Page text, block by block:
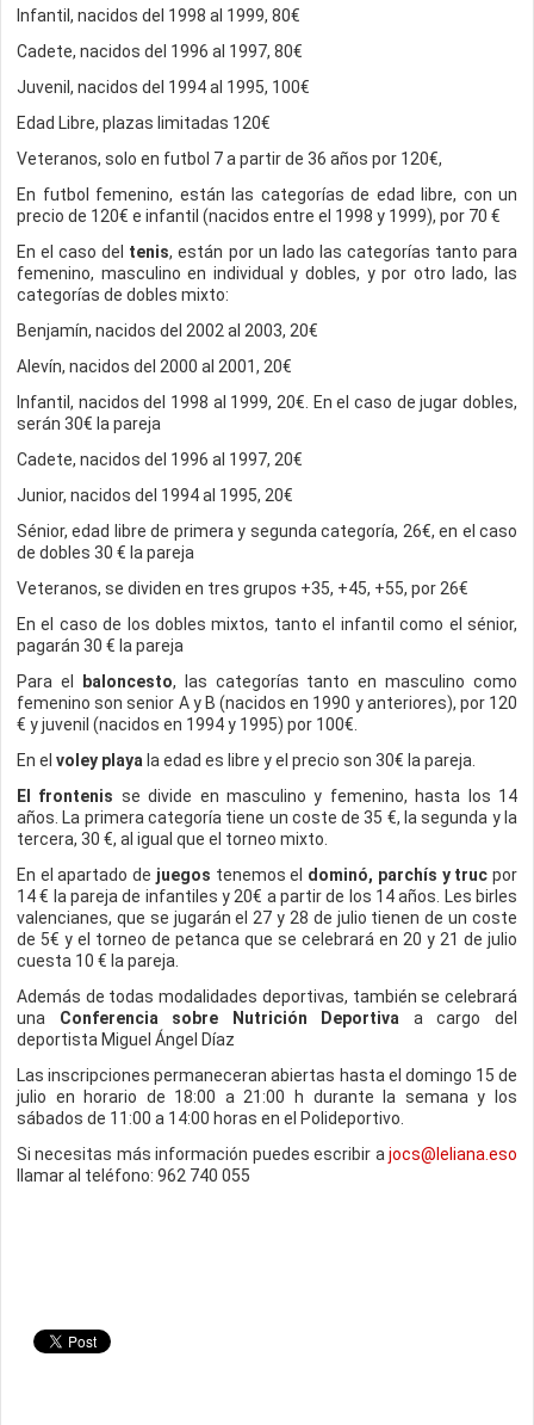
Infantil, nacidos del 1998 al 1999, 80€
Cadete, nacidos del 1996 al 1997, 80€
Juvenil, nacidos del 1994 al 1995, 100€
Edad Libre, plazas limitadas 120€
Veteranos, solo en futbol 7 a partir de 36 años por 120€,
En futbol femenino, están las categorías de edad libre, con un
precio de 120€ e infantil (nacidos entre el 1998 y 1999), por 70 €
En el caso del tenis, están por un lado las categorías tanto para
femenino, masculino en individual y dobles, y por otro lado, las
categorías de dobles mixto:
Benjamín, nacidos del 2002 al 2003, 20€
Alevín, nacidos del 2000 al 2001, 20€
Infantil, nacidos del 1998 al 1999, 20€. En el caso de jugar dobles,
serán 30€ la pareja
Cadete, nacidos del 1996 al 1997, 20€
Junior, nacidos del 1994 al 1995, 20€
Sénior, edad libre de primera y segunda categoría, 26€, en el caso
de dobles 30 € la pareja
Veteranos, se dividen en tres grupos +35, +45, +55, por 26€
En el caso de los dobles mixtos, tanto el infantil como el sénior,
pagarán 30 € la pareja
Para el
baloncesto, las categorías tanto en masculino como
femenino son senior A y B (nacidos en 1990 y anteriores), por 120
€ y juvenil (nacidos en 1994 y 1995) por 100€.
En el voley playa la edad es libre y el precio son 30€ la pareja.
El frontenis se divide en masculino y femenino, hasta los 14
años. La primera categoría tiene un coste de 35 €, la segunda y la
tercera, 30 €, al igual que el torneo mixto.
En el apartado de juegos tenemos el dominó, parchís y truc por
14 € la pareja de infantiles y 20€ a partir de los 14 años. Les birles
valencianes, que se jugarán el 27 y 28 de julio tienen de un coste
de 5€ y el torneo de petanca que se celebrará en 20 y 21 de julio
cuesta 10 € la pareja.
Además de todas modalidades deportivas, también se celebrará
una Conferencia sobre Nutrición Deportiva a cargo del
deportista Miguel Ángel Díaz
Las inscripciones permaneceran abiertas hasta el domingo 15 de
julio en horario de 18:00 a 21:00 h durante la semana y los
sábados de 11:00 a 14:00 horas en el Polideportivo.
Si necesitas más información puedes escribir a jocs@leliana.eso
llamar al teléfono: 962 740 055